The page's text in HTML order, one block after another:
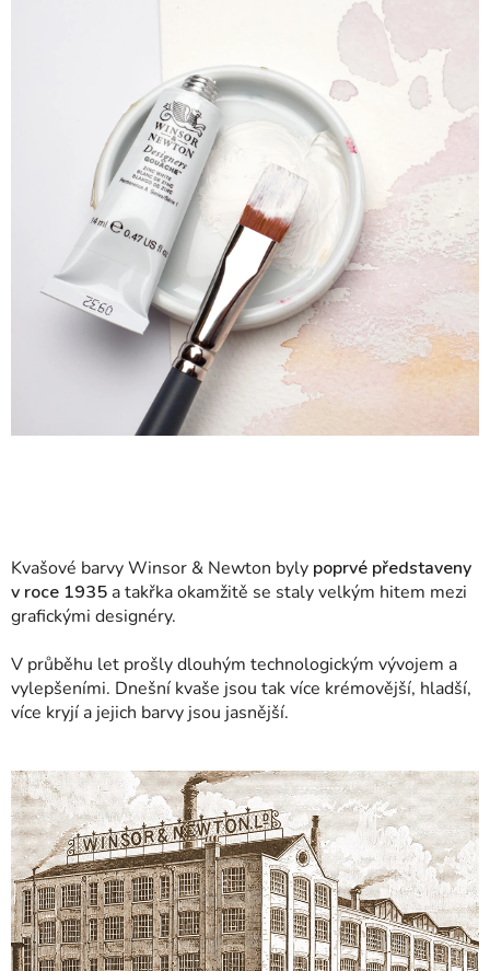
Kvašové barvy Winsor & Newton byly poprvé představeny
v roce 1935 a takřka okamžitě se staly velkým hitem mezi
grafickými designéry.
V průběhu let prošly dlouhým technologickým vývojem a
vylepšeními. Dnešní kvaše jsou tak více krémovější, hladší,
více kryjí a jejich barvy jsou jasnější.